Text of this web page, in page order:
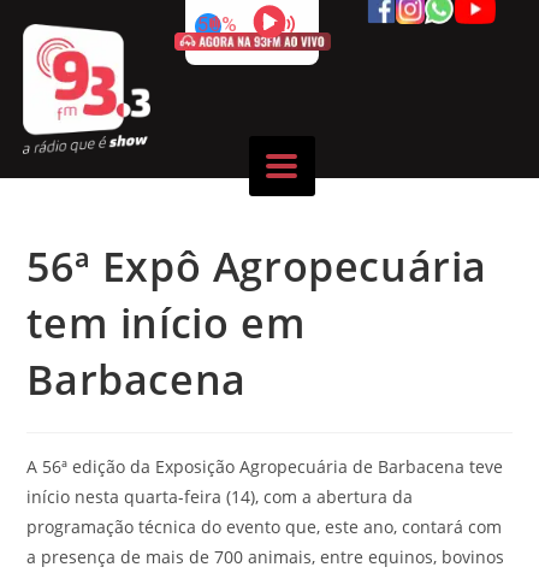
50%
56ª Expô Agropecuária
tem início em
Barbacena
A 56ª edição da Exposição Agropecuária de Barbacena teve
início nesta quarta-feira (14), com a abertura da
programação técnica do evento que, este ano, contará com
a presença de mais de 700 animais, entre equinos, bovinos